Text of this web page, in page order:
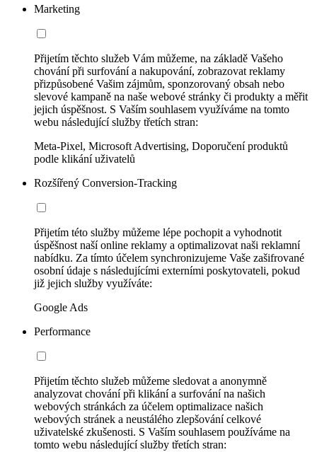
Marketing
Přijetím těchto služeb Vám můžeme, na základě Vašeho
chování při surfování a nakupování, zobrazovat reklamy
přizpůsobené Vašim zájmům, sponzorovaný obsah nebo
slevové kampaně na naše webové stránky či produkty a měřit
jejich úspěšnost. S Vaším souhlasem využíváme na tomto
webu následující služby třetích stran:
Meta-Pixel, Microsoft Advertising, Doporučení produktů
podle klikání uživatelů
Rozšířený Conversion-Tracking
Přijetím této služby můžeme lépe pochopit a vyhodnotit
úspěšnost naší online reklamy a optimalizovat naši reklamní
nabídku. Za tímto účelem synchronizujeme Vaše zašifrované
osobní údaje s následujícími externími poskytovateli, pokud
již jejich služby využíváte:
Google Ads
Performance
Přijetím těchto služeb můžeme sledovat a anonymně
analyzovat chování při klikání a surfování na našich
webových stránkách za účelem optimalizace našich
webových stránek a neustálého zlepšování celkové
uživatelské zkušenosti. S Vaším souhlasem používáme na
tomto webu následující služby třetích stran: